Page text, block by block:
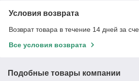
Условия возврата
Возврат товара в течение 14 дней за
Все условия возврата
Подобные товары компании